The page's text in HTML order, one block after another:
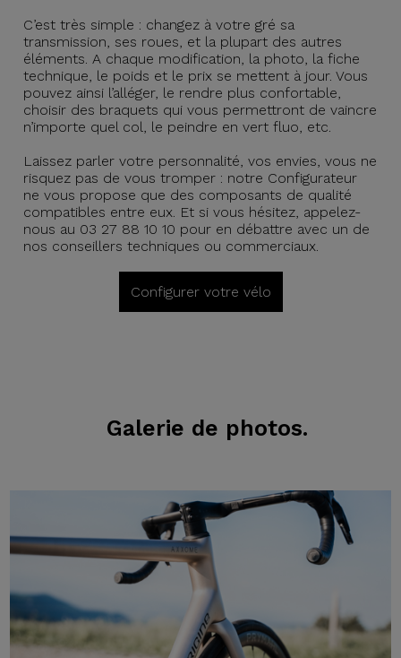
C’est très simple : changez à votre gré sa
transmission, ses roues, et la plupart des autres
éléments. A chaque modification, la photo, la fiche
technique, le poids et le prix se mettent à jour. Vous
pouvez ainsi l’alléger, le rendre plus confortable,
choisir des braquets qui vous permettront de vaincre
n’importe quel col, le peindre en vert fluo, etc.
Laissez parler votre personnalité, vos envies, vous ne
risquez pas de vous tromper : notre Configurateur
ne vous propose que des composants de qualité
compatibles entre eux. Et si vous hésitez, appelez-
nous au 03 27 88 10 10 pour en débattre avec un de
nos conseillers techniques ou commerciaux.
Configurer votre vélo
Galerie de photos.